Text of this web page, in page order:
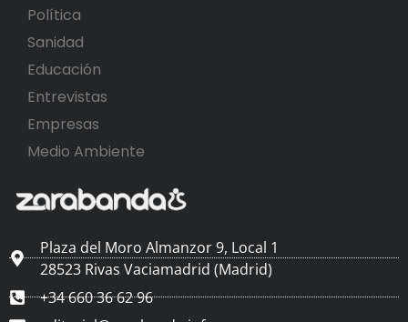
Política
Sanidad
Educación
Entrevistas
Empresas
Medio Ambiente
Plaza del Moro Almanzor 9, Local 1
28523 Rivas Vaciamadrid (Madrid)
+34 660 36 62 96